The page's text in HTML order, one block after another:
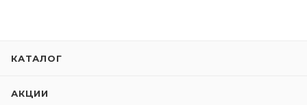
КАТАЛОГ
АКЦИИ